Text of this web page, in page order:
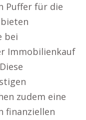
Puffer für die
bei
Immobilienkauf
zudem eine
finanziellen